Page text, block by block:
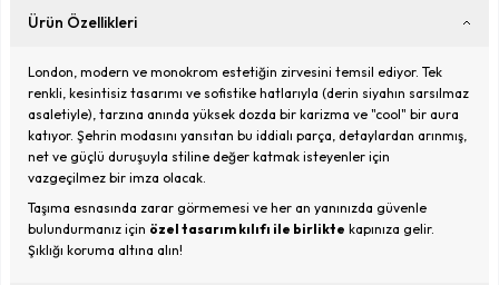
Ürün Özellikleri
London, modern ve monokrom estetiğin zirvesini temsil ediyor. Tek
renkli, kesintisiz tasarımı ve sofistike hatlarıyla (derin siyahın sarsılmaz
asaletiyle), tarzına anında yüksek dozda bir karizma ve "cool" bir aura
katıyor. Şehrin modasını yansıtan bu iddialı parça, detaylardan arınmış,
net ve güçlü duruşuyla stiline değer katmak isteyenler için
vazgeçilmez bir imza olacak.
Taşıma esnasında zarar görmemesi ve her an yanınızda güvenle
bulundurmanız için özel tasarım kılıfı ile birlikte kapınıza gelir.
Şıklığı koruma altına alın!